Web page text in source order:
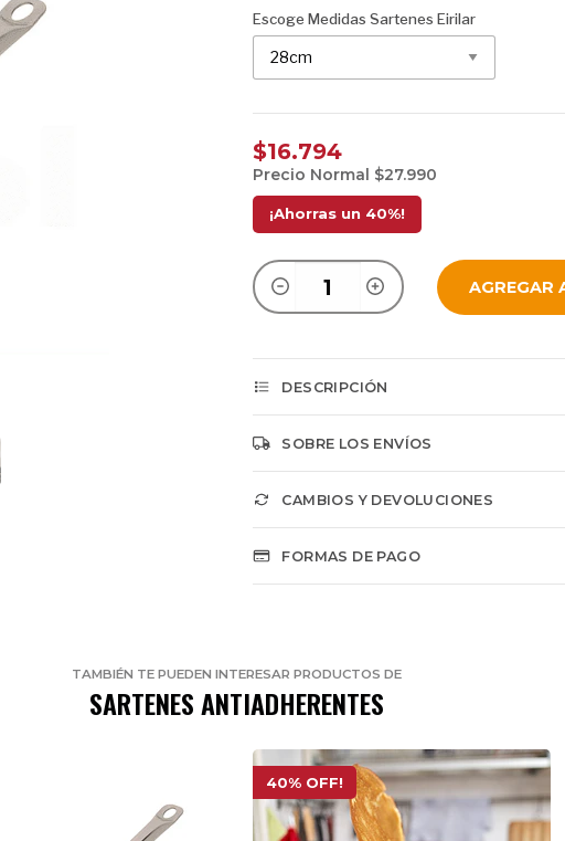
Escoge Medidas Sartenes Eirilar
$16.794
Precio Normal $27.990
¡Ahorras un 40%!
AGREGAR
DESCRIPCIÓN
SOBRE LOS ENVÍOS
CAMBIOS Y DEVOLUCIONES
FORMAS DE PAGO
TAMBIÉN TE PUEDEN INTERESAR PRODUCTOS DE
SARTENES ANTIADHERENTES
40% OFF!